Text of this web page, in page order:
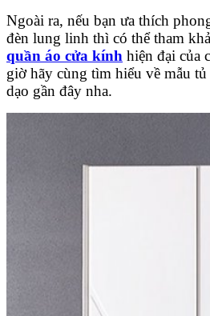
Ngoài ra, nếu bạn ưa thích
đèn lung linh thì có thể tham
quần áo cửa kính hiện đại của
giờ hãy cùng tìm hiểu về mẫu
dạo gần đây nha.